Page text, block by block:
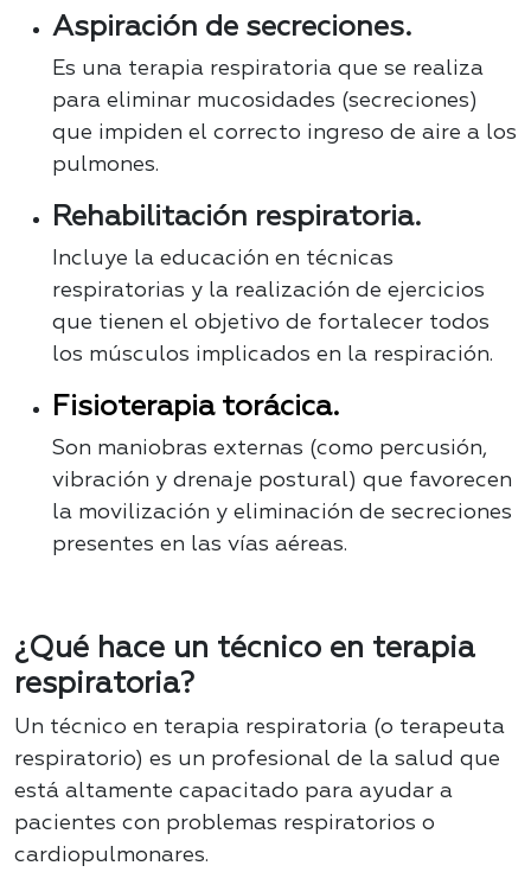
Aspiración de secreciones.
Es una terapia respiratoria que se realiza
para eliminar mucosidades (secreciones)
que impiden el correcto ingreso de aire a los
pulmones.
Rehabilitación respiratoria.
Incluye la educación en técnicas
respiratorias y la realización de ejercicios
que tienen el objetivo de fortalecer todos
los músculos implicados en la respiración.
Fisioterapia torácica.
Son maniobras externas (como percusión,
vibración y drenaje postural) que favorecen
la movilización y eliminación de secreciones
presentes en las vías aéreas.
¿Qué hace un técnico en terapia
respiratoria?
Un técnico en terapia respiratoria (o terapeuta
respiratorio) es un profesional de la salud que
está altamente capacitado para ayudar a
pacientes con problemas respiratorios o
cardiopulmonares.